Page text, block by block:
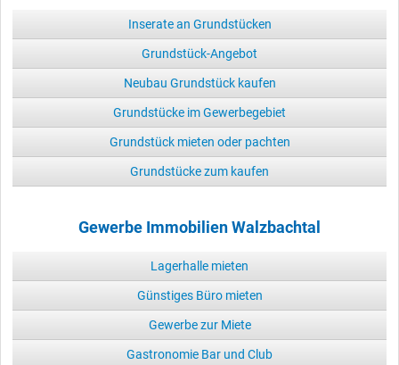
Inserate an Grundstücken
Grundstück-Angebot
Neubau Grundstück kaufen
Grundstücke im Gewerbegebiet
Grundstück mieten oder pachten
Grundstücke zum kaufen
Gewerbe Immobilien Walzbachtal
Lagerhalle mieten
Günstiges Büro mieten
Gewerbe zur Miete
Gastronomie Bar und Club